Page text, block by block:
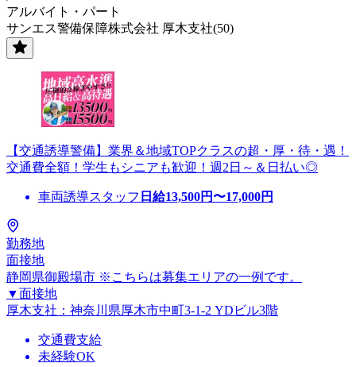
アルバイト・パート
サンエス警備保障株式会社 厚木支社(50)
【交通誘導警備】業界＆地域TOPクラスの超・厚・待・遇！
交通費全額！学生もシニアも歓迎！週2日～＆日払い◎
車両誘導スタッフ 日給13,500円〜17,000円
勤務地
面接地
静岡県御殿場市 ※こちらは募集エリアの一例です。
▼面接地
厚木支社：神奈川県厚木市中町3-1-2 YDビル3階
交通費支給
未経験OK